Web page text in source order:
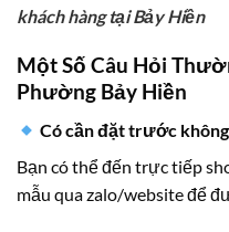
khách hàng tại Bảy Hiền
Một Số Câu Hỏi
Phường Bảy Hiền
Có cần đặt trước
Bạn có thể đến trực tiếp
mẫu qua zalo/website để